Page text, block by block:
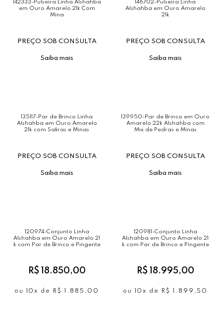
142333-Pulseira Linha Alshahba
em Ouro Amarelo 21k Com
Mina
PREÇO SOB CONSULTA
Saiba mais
146702-Pulseira Linha
Alshahba em Ouro Amarelo
21k
PREÇO SOB CONSULTA
Saiba mais
135117-Par de Brinco Linha
Alshahba em Ouro Amarelo
21k com Safiras e Minas
PREÇO SOB CONSULTA
Saiba mais
139950-Par de Brinco em Ouro
Amarelo 22k Alshahba com
Mix de Pedras e Minas
PREÇO SOB CONSULTA
Saiba mais
120974-Conjunto Linha
Alshahba em Ouro Amarelo 21
k com Par de Brinco e Pingente
R$ 18.850,00
ou 10x de R$ 1.885,00
120981-Conjunto Linha
Alshahba em Ouro Amarelo 21
k com Par de Brinco e Pingente
R$ 18.995,00
ou 10x de R$ 1.899,50